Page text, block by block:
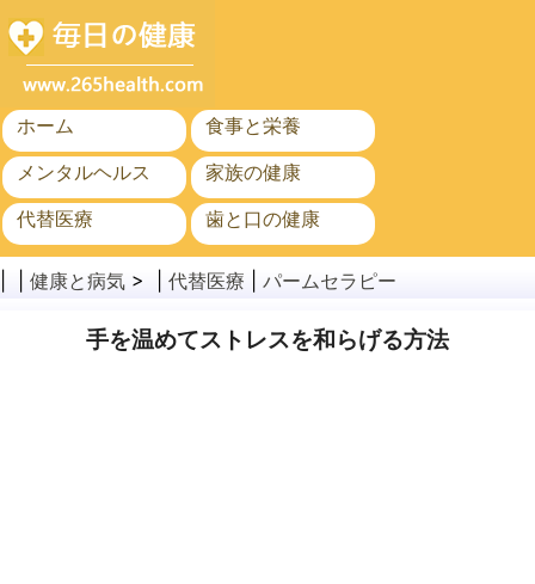
ホーム
食事と栄養
メンタルヘルス
家族の健康
代替医療
歯と口の健康
がん
公衆衛生
健康と病気 > | 代替医療 パームセラピー
手を温めてストレスを和らげる方法